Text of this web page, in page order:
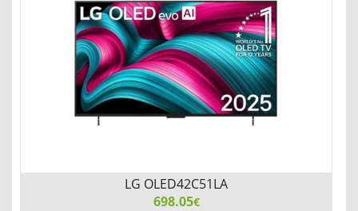
LG OLED42C51LA
698.05€